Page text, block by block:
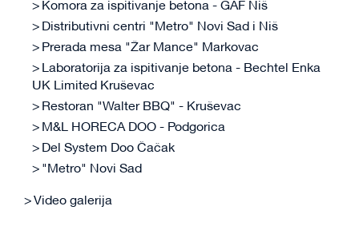
Komora za ispitivanje betona - GAF Niš
Distributivni centri "Metro" Novi Sad i Niš
Prerada mesa "Žar Mance" Markovac
Laboratorija za ispitivanje betona - Bechtel Enka
UK Limited Kruševac
Restoran "Walter BBQ" - Kruševac
M&L HORECA DOO - Podgorica
Del System Doo Čačak
"Metro" Novi Sad
Video galerija